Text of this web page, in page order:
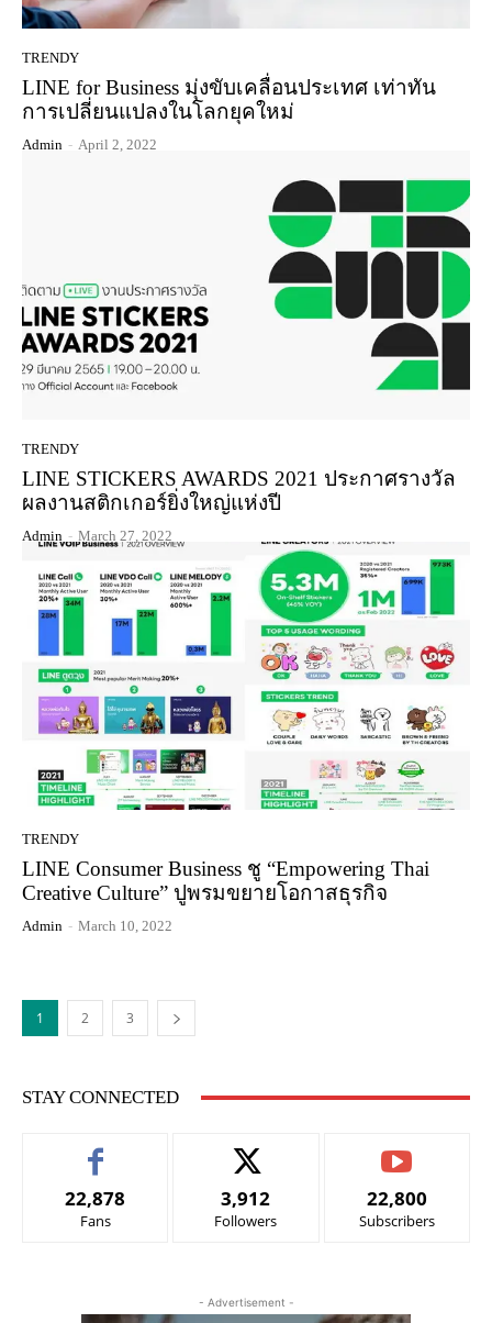
TRENDY
LINE for Business มุ่งขับเคลื่อนประเทศ เท่าทัน
การเปลี่ยนแปลงในโลกยุคใหม่
Admin - April 2, 2022
TRENDY
LINE STICKERS AWARDS 2021 ประกาศรางวัล
ผลงานสติกเกอร์ยิ่งใหญ่แห่งปี
Admin - March 27, 2022
TRENDY
LINE Consumer Business ชู “Empowering Thai
Creative Culture” ปูพรมขยายโอกาสธุรกิจ
Admin - March 10, 2022
1 2 3
STAY CONNECTED
22,878
Fans
3,912
Followers
22,800
Subscribers
- Advertisement -